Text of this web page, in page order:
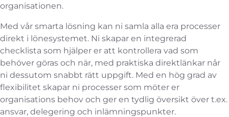
organisationen.
Med vår smarta lösning kan ni samla alla era processer
direkt i lönesystemet. Ni skapar en integrerad
checklista som hjälper er att kontrollera vad som
behöver göras och när, med praktiska direktlänkar når
ni dessutom snabbt rätt uppgift. Med en hög grad av
flexibilitet skapar ni processer som möter er
organisations behov och ger en tydlig översikt över t.ex.
ansvar, delegering och inlämningspunkter.